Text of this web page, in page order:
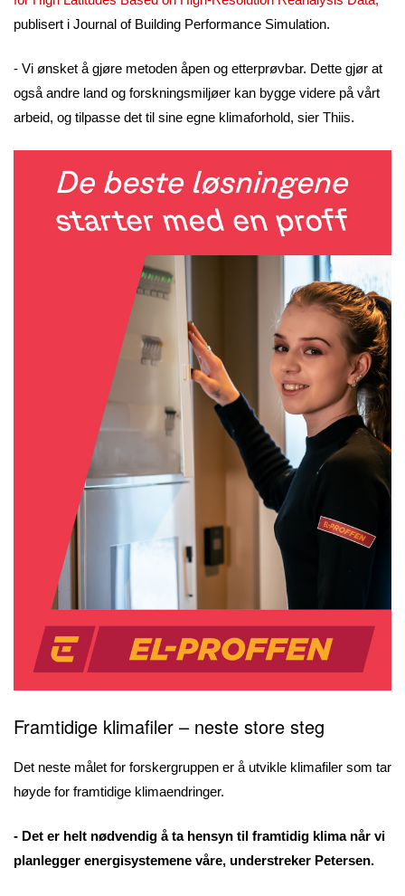
publisert i Journal of Building Performance Simulation.
- Vi ønsket å gjøre metoden åpen og etterprøvbar. Dette gjør at
også andre land og forskningsmiljøer kan bygge videre på vårt
arbeid, og tilpasse det til sine egne klimaforhold, sier Thiis.
Framtidige klimafiler – neste store steg
Det neste målet for forskergruppen er å utvikle klimafiler som tar
høyde for framtidige klimaendringer.
- Det er helt nødvendig å ta hensyn til framtidig klima når vi
planlegger energisystemene våre, understreker Petersen.